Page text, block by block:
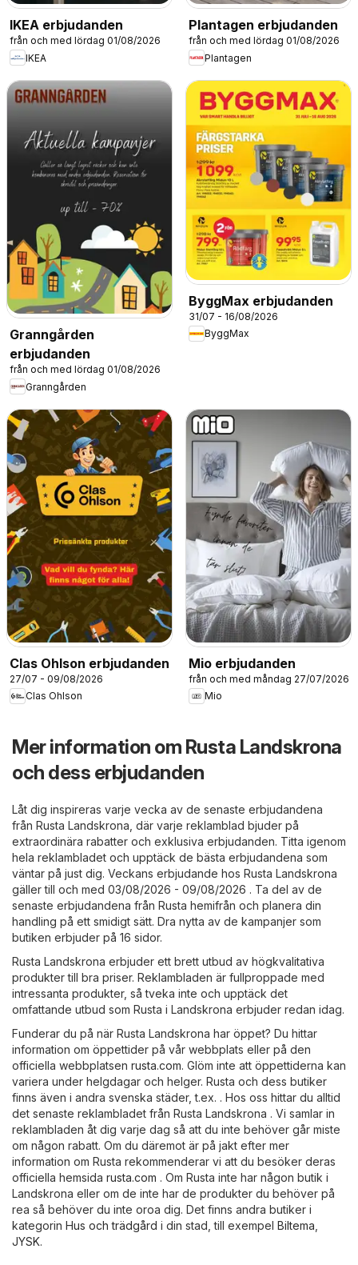
IKEA erbjudanden
från och med lördag 01/08/2026
IKEA
Plantagen erbjudanden
från och med lördag 01/08/2026
Plantagen
Granngården
erbjudanden
från och med lördag 01/08/2026
Granngården
ByggMax erbjudanden
31/07 - 16/08/2026
ByggMax
Clas Ohlson erbjudanden
27/07 - 09/08/2026
Clas Ohlson
Mio erbjudanden
från och med måndag 27/07/2026
Mio
Mer information om Rusta Landskrona
och dess erbjudanden
Låt dig inspireras varje vecka av de senaste erbjudandena
från Rusta Landskrona, där varje reklamblad bjuder på
extraordinära rabatter och exklusiva erbjudanden. Titta igenom
hela reklambladet och upptäck de bästa erbjudandena som
väntar på just dig. Veckans erbjudande hos Rusta Landskrona
gäller till och med 03/08/2026 - 09/08/2026 . Ta del av de
senaste erbjudandena från Rusta hemifrån och planera din
handling på ett smidigt sätt. Dra nytta av de kampanjer som
butiken erbjuder på 16 sidor.
Rusta Landskrona erbjuder ett brett utbud av högkvalitativa
produkter till bra priser. Reklambladen är fullproppade med
intressanta produkter, så tveka inte och upptäck det
omfattande utbud som Rusta i Landskrona erbjuder redan idag.
Funderar du på när Rusta Landskrona har öppet? Du hittar
information om öppettider på vår webbplats eller på den
officiella webbplatsen rusta.com. Glöm inte att öppettiderna kan
variera under helgdagar och helger. Rusta och dess butiker
finns även i andra svenska städer, t.ex. . Hos oss hittar du alltid
det senaste reklambladet från Rusta Landskrona . Vi samlar in
reklambladen åt dig varje dag så att du inte behöver går miste
om någon rabatt. Om du däremot är på jakt efter mer
information om Rusta rekommenderar vi att du besöker deras
officiella hemsida rusta.com . Om Rusta inte har någon butik i
Landskrona eller om de inte har de produkter du behöver på
rea så behöver du inte oroa dig. Det finns andra butiker i
kategorin Hus och trädgård i din stad, till exempel Biltema
JYSK.